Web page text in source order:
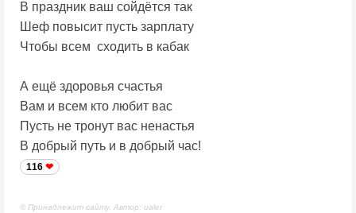
В праздник ваш сойдётся так
Шеф повысит пусть зарплату
Чтобы всем сходить в кабак
А ещё здоровья счастья
Вам и всем кто любит вас
Пусть не тронут вас ненастья
В добрый путь и в добрый час!
116
© Принадлежит сайту. Автор: ualer